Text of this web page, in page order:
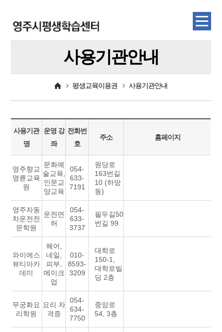
사용기관안내
평생교육이용권 사용기관안내
사용기관
명
운영 강
좌
전화번
호
주소 홈페이지
영주향교
명륜교육
원
문화예
술교육,
인문교
양교육
054-
633-
7191
원당로
163번길
10 (하망
동)
영주자동
차운전전
문학원
운전면
허
054-
633-
3737
필두길50
번길 99
와이에스
뷰티아카
데미
헤어,
네일,
피부,
메이크
업
010-
8593-
3209
대학로
150-1,
대학로빌
딩 2층
무궁화요
리학원
요리 자
격증
054-
634-
7750
중앙로
54, 3층